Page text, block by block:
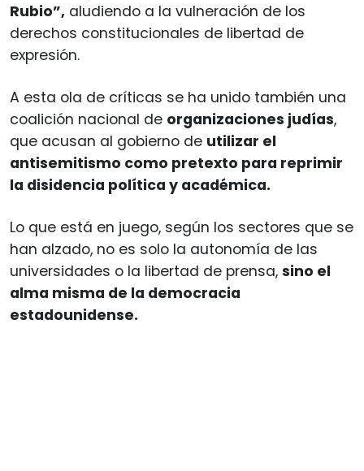
Rubio”, aludiendo a la vulneración de los
derechos constitucionales de libertad de
expresión.
A esta ola de críticas se ha unido también una
coalición nacional de organizaciones judías,
que acusan al gobierno de utilizar el
antisemitismo como pretexto para reprimir
la disidencia política y académica.
Lo que está en juego, según los sectores que se
han alzado, no es solo la autonomía de las
universidades o la libertad de prensa, sino el
alma misma de la democracia
estadounidense.